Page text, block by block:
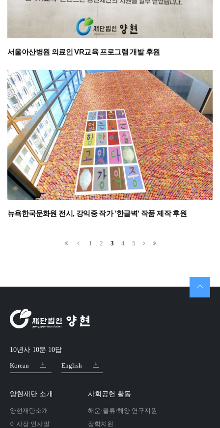
서울아산병원 의료인 VR교육 프로그램 개발 후원
뉴욕한국문화원 전시, 강익중 작가 '한글벽' 작품 제작 후원
1 2 3 4 5
10년사 10문 10답
Korean English
양현재단 소개
양현재단소개
이사장 인사말
사회공헌 활동
해운·물류·해양 연구지원
장학지원